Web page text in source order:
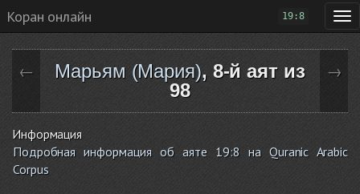
Коран онлайн 19:8
← Марьям (Мария), 8-й аят из
98
→
Информация
Подробная информация об аяте 19:8 на Quranic Arabic
Corpus